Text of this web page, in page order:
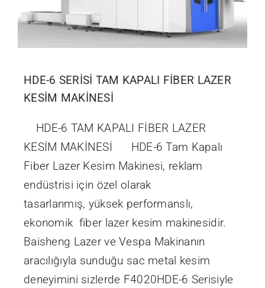
HDE-6 SERİSİ TAM KAPALI FİBER LAZER
KESİM MAKİNESİ
HDE-6 TAM KAPALI FİBER LAZER
KESİM MAKİNESİ HDE-6 Tam Kapalı
Fiber Lazer Kesim Makinesi, reklam
endüstrisi için özel olarak
tasarlanmış, yüksek performanslı,
ekonomik fiber lazer kesim makinesidir.
Baisheng Lazer ve Vespa Makinanın
aracılığıyla sunduğu sac metal kesim
deneyimini sizlerde F4020HDE-6 Serisiyle